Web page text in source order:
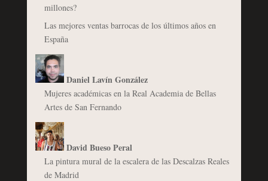
millones?
Las mejores ventas barrocas de los últimos años en
España
Daniel Lavín González
Mujeres académicas en la Real Academia de Bellas
Artes de San Fernando
David Bueso Peral
La pintura mural de la escalera de las Descalzas Reales
de Madrid